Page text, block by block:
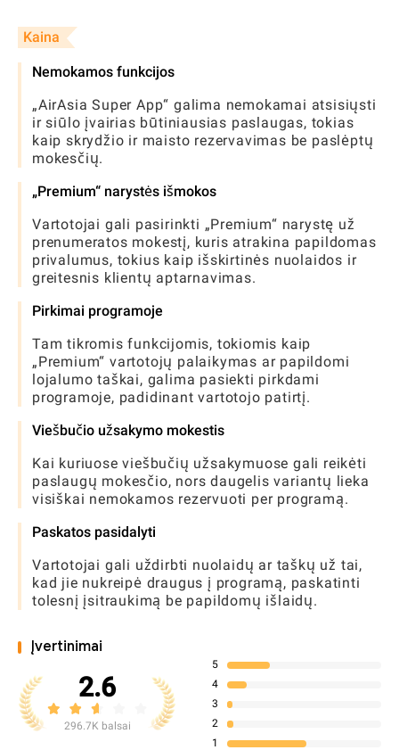
Kaina
Nemokamos funkcijos
„AirAsia Super App“ galima nemokamai atsisiųsti
ir siūlo įvairias būtiniausias paslaugas, tokias
kaip skrydžio ir maisto rezervavimas be paslėptų
mokesčių.
„Premium“ narystės išmokos
Vartotojai gali pasirinkti „Premium“ narystę už
prenumeratos mokestį, kuris atrakina papildomas
privalumus, tokius kaip išskirtinės nuolaidos ir
greitesnis klientų aptarnavimas.
Pirkimai programoje
Tam tikromis funkcijomis, tokiomis kaip
„Premium“ vartotojų palaikymas ar papildomi
lojalumo taškai, galima pasiekti pirkdami
programoje, padidinant vartotojo patirtį.
Viešbučio užsakymo mokestis
Kai kuriuose viešbučių užsakymuose gali reikėti
paslaugų mokesčio, nors daugelis variantų lieka
visiškai nemokamos rezervuoti per programą.
Paskatos pasidalyti
Vartotojai gali uždirbti nuolaidų ar taškų už tai,
kad jie nukreipė draugus į programą, paskatinti
tolesnį įsitraukimą be papildomų išlaidų.
Įvertinimai
2.6
296.7K balsai
5
4
3
2
1